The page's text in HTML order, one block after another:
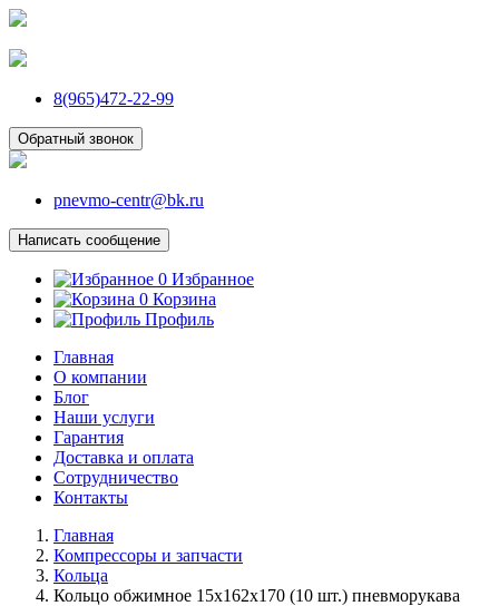
8(965)472-22-99
Обратный звонок
pnevmo-centr@bk.ru
Написать сообщение
0 Избранное
0 Корзина
Профиль
Главная
О компании
Блог
Наши услуги
Гарантия
Доставка и оплата
Сотрудничество
Контакты
Главная
Компрессоры и запчасти
Кольца
Кольцо обжимное 15х162х170 (10 шт.) пневморукава